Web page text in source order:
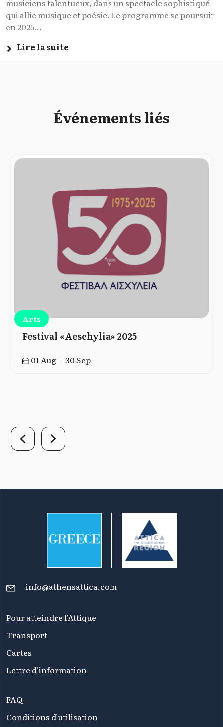
musiciens talentueux, dans un spectacle sophistiqué
qui allie musique et poésie. Le programme se poursuit
en 2025...
Lire la suite
Événements liés
Arts
Festival «Aeschylia» 2025
01 Aug - 30 Sep
info@athensattica.com
Pour atteindre l’Attique
Transport
Cartes
Lettre d’information
FAQ
Conditions d’utilisation